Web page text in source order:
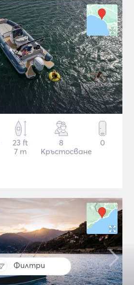
Филтри
23 ft
7 m
8
Кръстосване
0